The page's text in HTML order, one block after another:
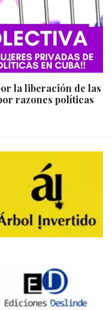
la liberación de las
razones políticas